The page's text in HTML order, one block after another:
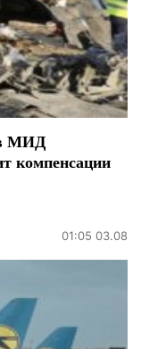
МИД
компенсации
01:05 03.08